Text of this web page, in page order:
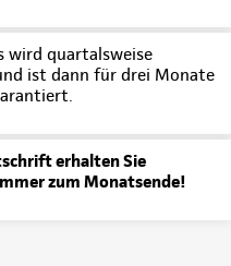
wird quartalsweise
ist dann für drei Monate
erhalten Sie
zum Monatsende!